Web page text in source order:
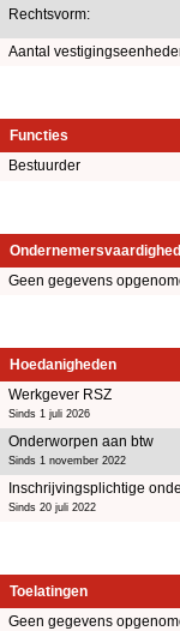
Rechtsvorm:
Aantal
Functies
Bestuurder
Geen gegevens
Hoedanigheden
Werkgever RSZ
Sinds 1 juli 2026
Onderworpen aan btw
Sinds 1 november 2022
Inschrijvingsplichtige
Sinds 20 juli 2022
Toelatingen
Geen gegevens